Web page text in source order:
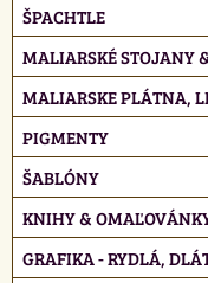
ŠPACHTLE
MALIARSKÉ STOJANY
MALIARSKE PLÁTNA,
PIGMENTY
ŠABLÓNY
KNIHY &
GRAFIKA - RYDLÁ,